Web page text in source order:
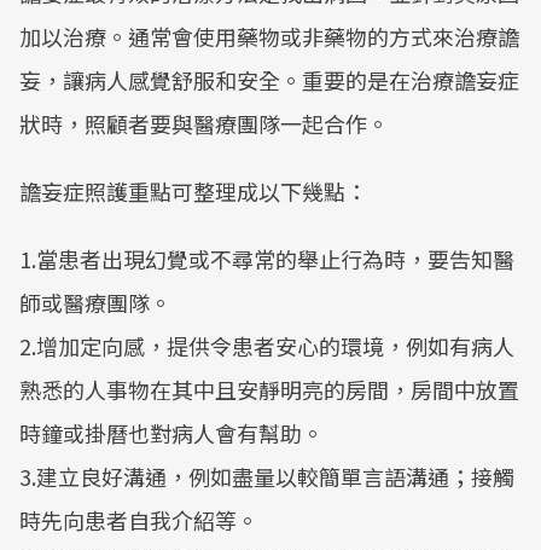
加以治療。通常會使用藥物或非藥物的方式來治療譫
妄，讓病人感覺舒服和安全。重要的是在治療譫妄症
狀時，照顧者要與醫療團隊一起合作。
譫妄症照護重點可整理成以下幾點：
1.當患者出現幻覺或不尋常的舉止行為時，要告知醫
師或醫療團隊。
2.增加定向感，提供令患者安心的環境，例如有病人
熟悉的人事物在其中且安靜明亮的房間，房間中放置
時鐘或掛曆也對病人會有幫助。
3.建立良好溝通，例如盡量以較簡單言語溝通；接觸
時先向患者自我介紹等。